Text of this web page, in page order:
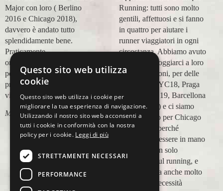
Running: tutti sono molto
gentili, affettuosi e si fanno
in quattro per aiutare i
runner viaggiatori in ogni
circostanza. Abbiamo avuto
modo di appoggiarci a loro
in più occasioni, per delle
maratone (NYC18, Praga
19, Valencia 19, Barcellona
21, NYC 22) e ci siamo
affidati a loro per Chicago
23 (ottobre) perché
sappiamo di essere in mano
a persone non solo
competenti sul running, e
sulle città, ma anche molto
attente alle necessità
accompagnatori super
(Massimo e Anna). Prima
esperienza con voi molto
positiva! Alla prossima e
grazie!
Lara Buranti
Questo sito web utilizza
cookie
Questo sito web utilizza i cookie per
migliorare la tua esperienza di navigazione.
Utilizzando il nostro sito web acconsenti a
tutti i cookie in conformità con la nostra
policy per i cookie. Leggi di più
STRETTAMENTE NECESSARI
PERFORMANCE